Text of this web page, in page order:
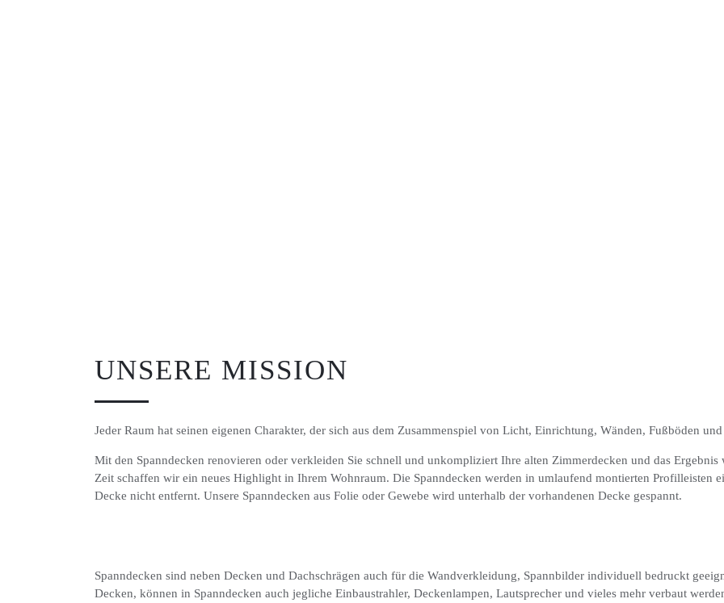
UNSERE MISSION
Jeder Raum hat seinen eigenen Charakter, der sich aus dem Zusammenspiel von Licht, Einrichtung, Wänden, Fußböden
Mit den Spanndecken renovieren oder verkleiden Sie schnell und unkompliziert Ihre alten Zimmerdecken und das Ergebnis
Zeit schaffen wir ein neues Highlight in Ihrem Wohnraum. Die Spanndecken werden in umlaufend montierten Profilleisten
Decke nicht entfernt. Unsere Spanndecken aus Folie oder Gewebe wird unterhalb der vorhandenen Decke gespannt.
Spanndecken sind neben Decken und Dachschrägen auch für die Wandverkleidung, Spannbilder individuell bedruckt
Decken, können in Spanndecken auch jegliche Einbaustrahler, Deckenlampen, Lautsprecher und vieles mehr verbaut